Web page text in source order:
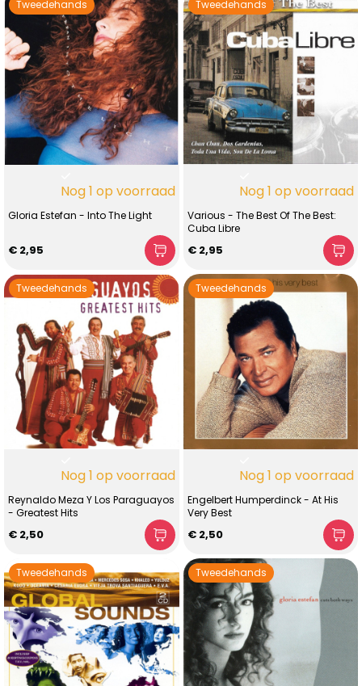
Tweedehands
Nog 1 op voorraad
Gloria Estefan - Into The Light
€ 2,95
Tweedehands
Nog 1 op voorraad
Various - The Best Of The Best:
Cuba Libre
€ 2,95
Tweedehands
Nog 1 op voorraad
Reynaldo Meza Y Los Paraguayos
- Greatest Hits
€ 2,50
Tweedehands
Nog 1 op voorraad
Engelbert Humperdinck - At His
Very Best
€ 2,50
Tweedehands Tweedehands